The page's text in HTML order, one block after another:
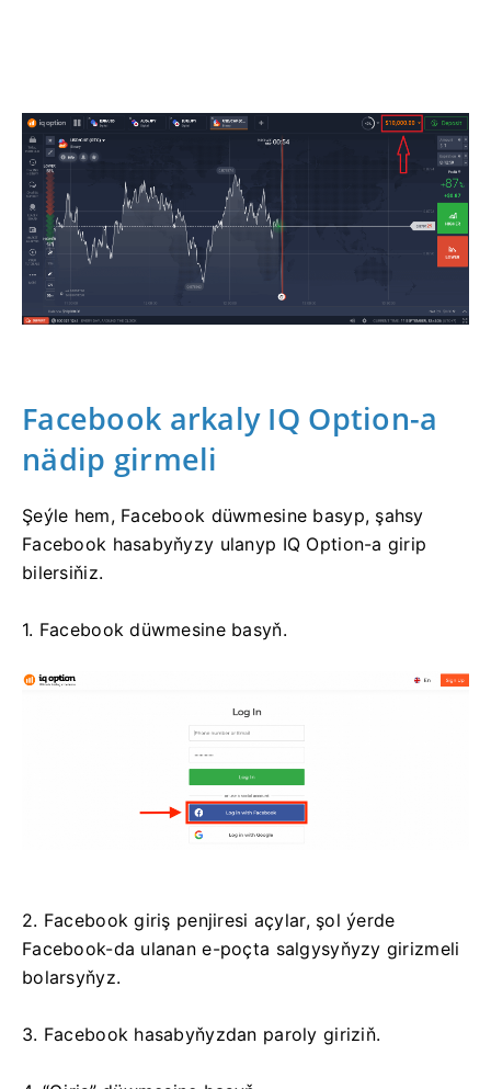
Facebook arkaly IQ Option-a
nädip girmeli
Şeýle hem, Facebook düwmesine basyp, şahsy
Facebook hasabyňyzy ulanyp IQ Option-a girip
bilersiňiz.
1. Facebook düwmesine basyň.
2. Facebook giriş penjiresi açylar, şol ýerde
Facebook-da ulanan e-poçta salgysyňyzy girizmeli
bolarsyňyz.
3. Facebook hasabyňyzdan paroly giriziň.